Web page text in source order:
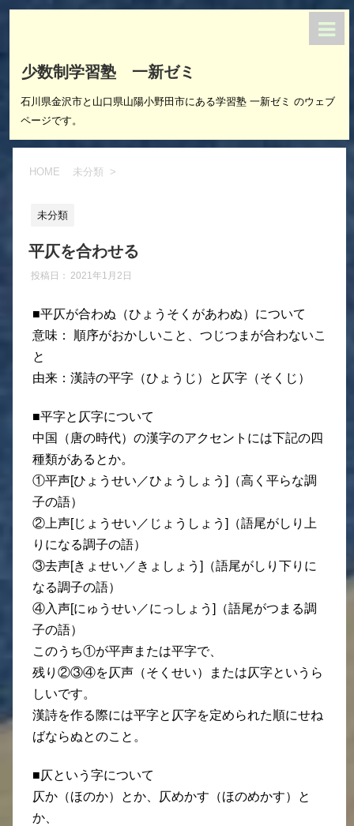
少数制学習塾 一新ゼミ
石川県金沢市と山口県山陽小野田市にある学習塾 一新ゼミ のウェブ
ページです。
HOME 未分類 >
未分類
平仄を合わせる
投稿日： 2021年1月2日
■平仄が合わぬ（ひょうそくがあわぬ）について
意味：
順序がおかしいこと、つじつまが合わないこ
と
由来：漢詩の平字（ひょうじ）と仄字（そくじ）
■平字と仄字について
中国（唐の時代）の漢字のアクセントには下記の四
種類があるとか。
①平声[ひょうせい／ひょうしょう]（高く平らな調
子の語）
②上声[じょうせい／じょうしょう]（語尾がしり上
りになる調子の語）
③去声[きょせい／きょしょう]（語尾がしり下りに
なる調子の語）
④入声[にゅうせい／にっしょう]（語尾がつまる調
子の語）
このうち①が平声または平字で、
残り②③④を仄声（そくせい）または仄字というら
しいです。
漢詩を作る際には平字と仄字を定められた順にせね
ばならぬとのこと。
■仄という字について
仄か（ほのか）とか、仄めかす（ほのめかす）と
か、